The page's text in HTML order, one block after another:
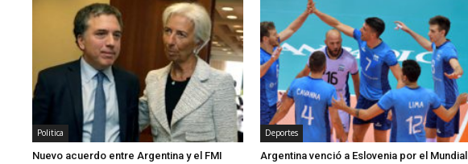
Politica
Nuevo acuerdo entre Argentina y el FMI
Deportes
Argentina venció a Eslovenia por el Mundial